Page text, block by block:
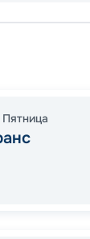
Пятница